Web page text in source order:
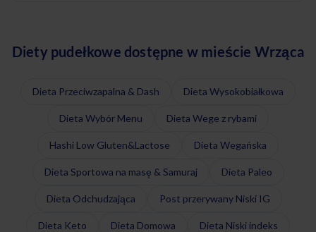
Diety pudełkowe dostępne w mieście Wrząca
Dieta Przeciwzapalna & Dash Dieta Wysokobiałkowa
Dieta Wybór Menu Dieta Wege z rybami
Hashi Low Gluten&Lactose Dieta Wegańska
Dieta Sportowa na masę & Samuraj Dieta Paleo
Dieta Odchudzająca Post przerywany Niski IG
Dieta Keto Dieta Domowa Dieta Niski indeks